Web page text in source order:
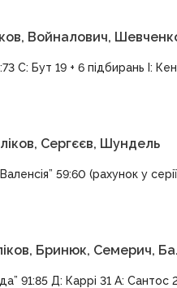
Войналович,
С: Бут 19 + 6 підбирань І:
Сергєєв, Шундель
59:60 (рахунок у
Бринюк, Семерич,
91:85 Д: Каррі 31 А: Сантос